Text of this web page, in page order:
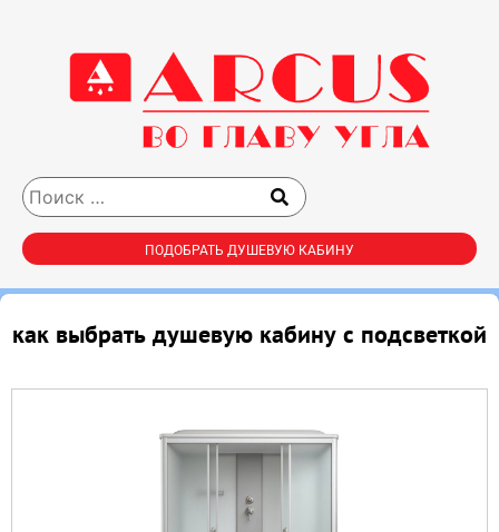
ПОДОБРАТЬ ДУШЕВУЮ КАБИНУ
как выбрать душевую кабину с подсветкой